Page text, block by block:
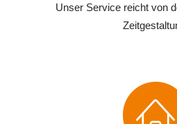
Unser Service reicht von